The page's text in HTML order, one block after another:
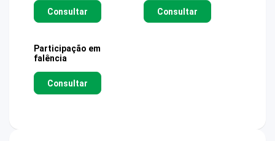
Consultar Consultar
Participação em
falência
Consultar